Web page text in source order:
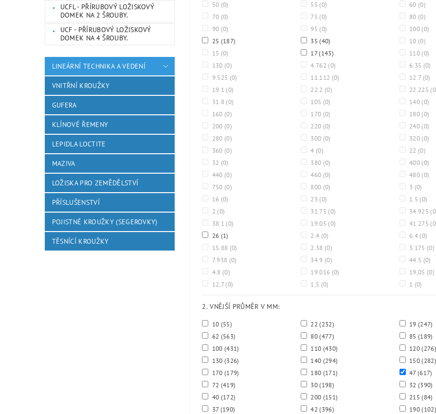
UCFL - PŘÍRUBOVÝ LOŽISKOVÝ
DOMEK NA 2 ŠROUBY.
UCF - PŘÍRUBOVÝ LOŽISKOVÝ
DOMEK NA 4 ŠROUBY.
LINEÁRNÍ TECHNIKA A VEDENÍ
VNITŘNÍ KROUŽKY
GUFERA
KLÍNOVÉ ŘEMENY
LEPIDLA LOCTITE
MAZIVA
LOŽISKA PRO ZEMĚDĚLSTVÍ
PŘÍSLUŠENSTVÍ
POJISTNÉ KROUŽKY (SEGEROVKY)
TĚSNÍCÍ KROUŽKY
50 (0) 55 (0) 60 (0)
70 (0) 75 (0) 80 (0)
90 (0) 95 (0) 100 (0)
25 (187) 35(40) 10 (0)
15 (0) 17(143) 110 (0)
130 (0) 4.762 (0) 6.35 (0)
9.525 (0) 11.112 (0) 12.7 (0)
19.1 (0) 22.2 (0) 22.225
31.8 (0) 105 (0) 140 (0)
160 (0) 170 (0) 180 (0)
200 (0) 220 (0) 240 (0)
280 (0) 300 (0) 320 (0)
360 (0) 4 (0) 22 (0)
32 (0) 380 (0) 400 (0)
440 (0) 460 (0) 480 (0)
750 (0) 800 (0) 3 (0)
16 (0) 23 (0) 1.5 (0)
2 (0) 31.75 (0) 34.925
38.1 (0) 19.05 (0) 41.275
26 (1) 2.4 (0) 6.4 (0)
15.88 (0) 2.38 (0) 3.175 (0)
7.938 (0) 34.9 (0) 44.5 (0)
4.8 (0) 19.016 (0) 19,05 (0)
12,7 (0) 1,5 (0) 1 (0)
2. VNĚJŠÍ PRŮMĚR V MM:
10 (55) 22(232) 19(247)
62 (563) 80(477) 85(189)
100 (431) 110 (430) 120(276)
130 (326) 140 (294) 150(282)
170 (179) 180 (171) 47(617)
72 (419) 30(198) 32(390)
40 (172) 200 (151) 215(84)
37(190) 42(396) 190(102)